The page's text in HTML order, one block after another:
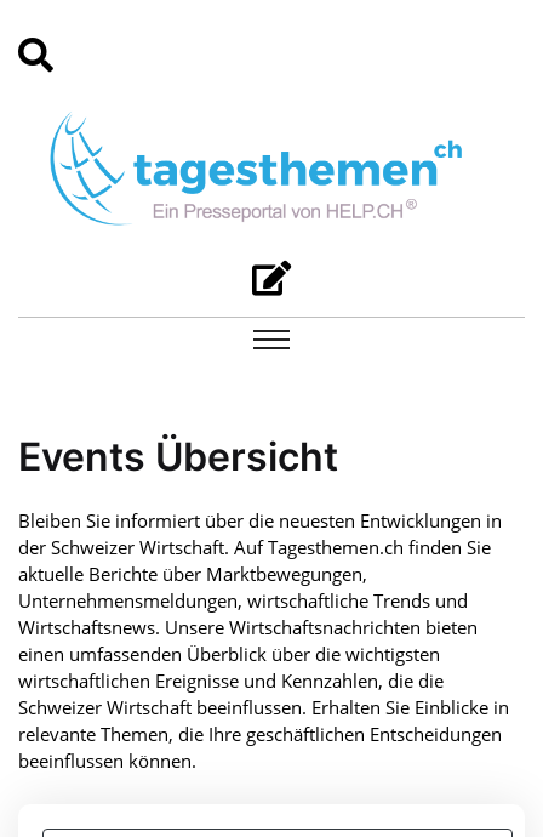
Events Übersicht
Bleiben Sie informiert über die neuesten Entwicklungen in
der Schweizer Wirtschaft. Auf Tagesthemen.ch finden Sie
aktuelle Berichte über Marktbewegungen,
Unternehmensmeldungen, wirtschaftliche Trends und
Wirtschaftsnews. Unsere Wirtschaftsnachrichten bieten
einen umfassenden Überblick über die wichtigsten
wirtschaftlichen Ereignisse und Kennzahlen, die die
Schweizer Wirtschaft beeinflussen. Erhalten Sie Einblicke in
relevante Themen, die Ihre geschäftlichen Entscheidungen
beeinflussen können.